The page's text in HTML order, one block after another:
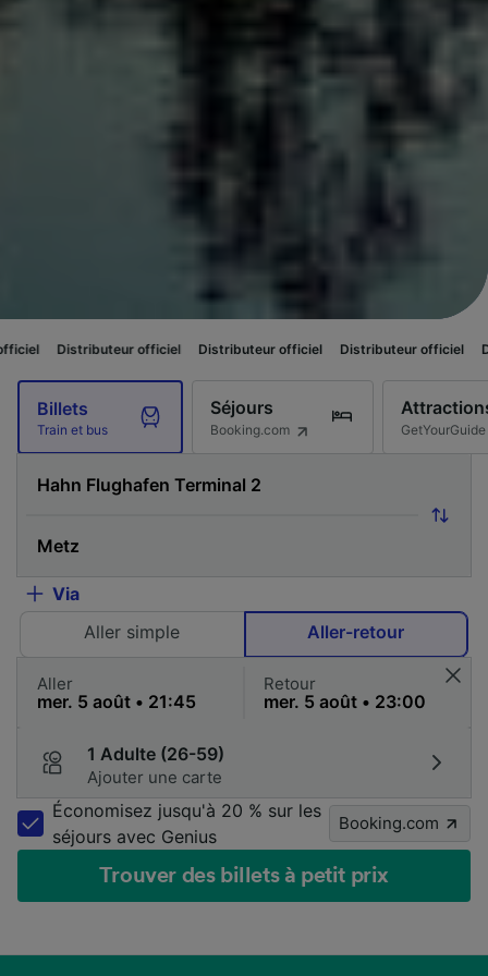
officiel Distributeur officiel Distributeur officiel Distributeur
Billets
Train et bus
Séjours
Booking.com GetYourGuide
Via
Aller simple
Aller-retour
Aller Retour
1 Adulte (26-59)
Ajouter une carte
Économisez jusqu'à 20 % sur les
séjours avec Genius
Booking.com
Trouver des billets à petit prix